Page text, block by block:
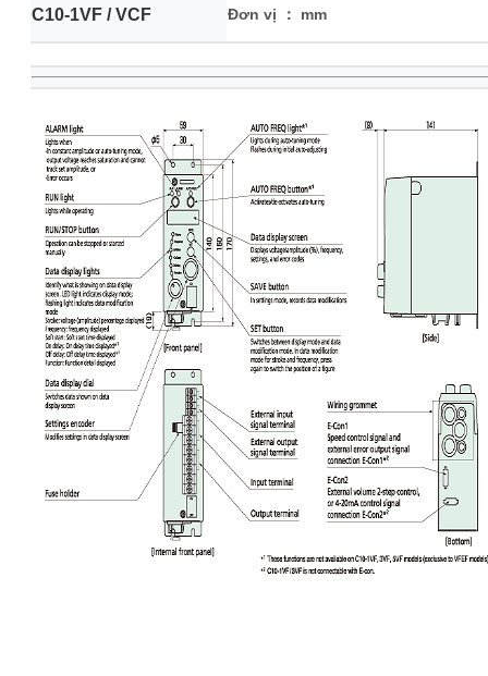
C10-1VF / VCF Đơn vị ： mm